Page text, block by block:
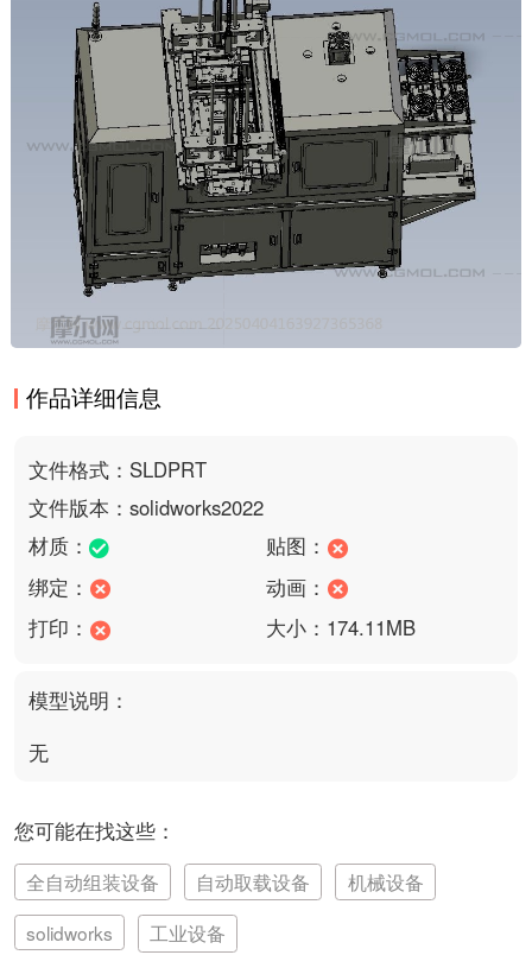
作品详细信息
文件格式：SLDPRT
文件版本：solidworks2022
材质：
贴图：
绑定：
动画：
打印：
大小：174.11MB
模型说明：
无
您可能在找这些：
全自动组装设备 自动取载设备
机械设备
solidworks
工业设备